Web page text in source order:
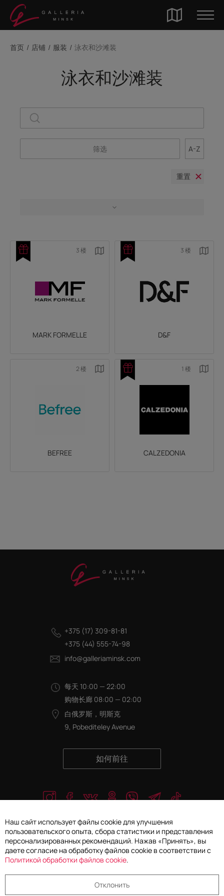
首页 店铺 服装 泳衣和沙滩装
泳衣和沙滩装
筛选 A-Z
重置
3 楼
MARK FORMELLE
3 楼
D&F
2 楼
BEFREE
1 楼
CALZEDONIA
每天 10:00 — 22:00
购物长廊 08:00 — 02:00
白俄罗斯，明斯克
9, Pobediteley Avenue
如何前往
+375 (17) 309-81-81
+375 (44) 555-74-98
info@galleriaminsk.com
© 2026 Galleria Concept有限责任公司. 保留所有权利
个人信息处理和保护政策
Наш сайт использует файлы cookie для улучшения
пользовательского опыта, сбора статистики и представления
персонализированных рекомендаций. Нажав «Принять», вы
даете согласие на обработку файлов cookie в соответствии с
Политикой обработки файлов cookie.
Отклонить